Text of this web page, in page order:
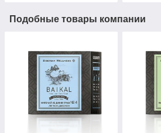
Подобные товары компании